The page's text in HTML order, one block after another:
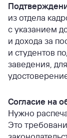
из отдела
с указанием
и дохода за
и студентов
заведения,
Согласие на
Нужно
Это